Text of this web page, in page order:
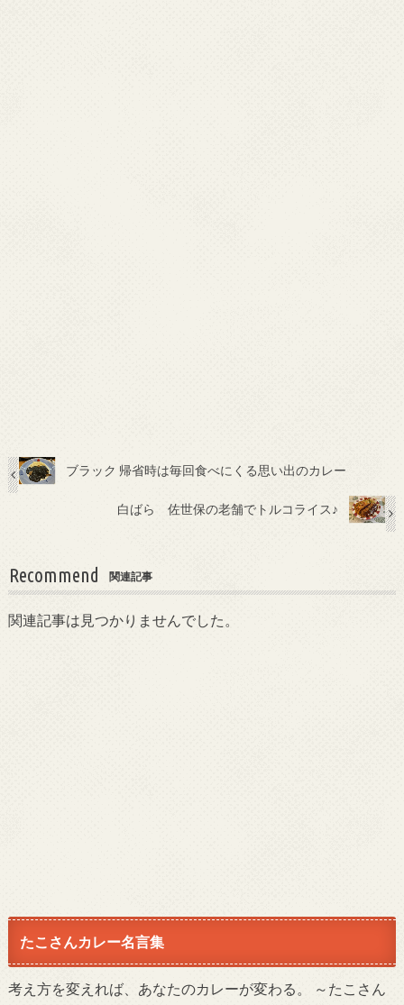
ブラック 帰省時は毎回食べにくる思い出のカレー
白ばら 佐世保の老舗でトルコライス♪
Recommend 関連記事
関連記事は見つかりませんでした。
たこさんカレー名言集
考え方を変えれば、あなたのカレーが変わる。 ～たこさん